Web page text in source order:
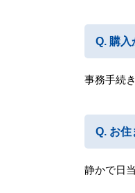
購入
事務手続き
お住
静かで日